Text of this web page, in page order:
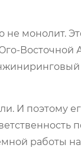
не монолит.
Восточной
И поэтому
работы